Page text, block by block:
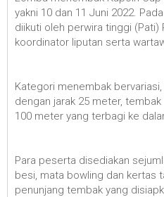
yakni 10 dan 11 Juni 2022.
diikuti oleh perwira tinggi (Pati)
koordinator liputan serta
Kategori menembak
dengan jarak 25 meter,
100 meter yang terbagi ke
Para peserta disediakan
besi, mata bowling dan kertas
penunjang tembak yang